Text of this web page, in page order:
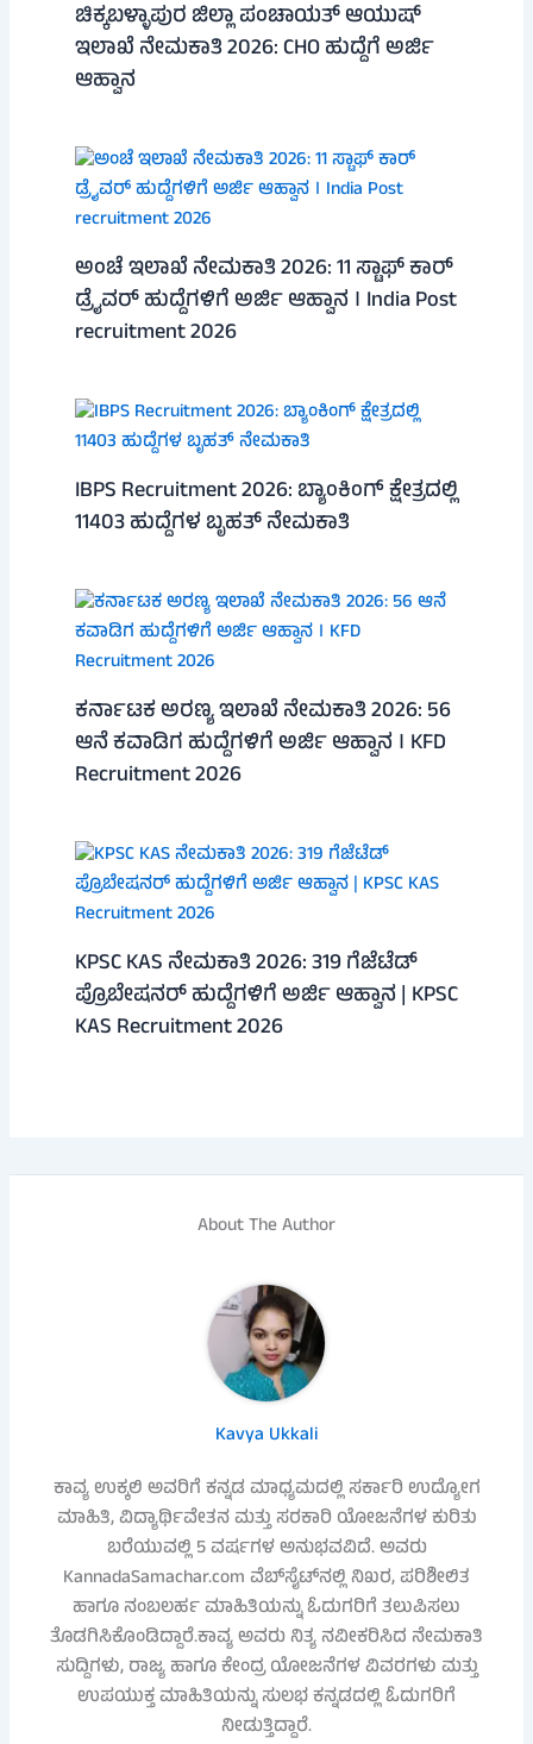
ಚಿಕ್ಕಬಳ್ಳಾಪುರ ಜಿಲ್ಲಾ ಪಂಚಾಯತ್ ಆಯುಷ್
ಇಲಾಖೆ ನೇಮಕಾತಿ 2026: CHO ಹುದ್ದೆಗೆ ಅರ್ಜಿ
ಆಹ್ವಾನ
ಅಂಚೆ ಇಲಾಖೆ ನೇಮಕಾತಿ 2026: 11 ಸ್ಟಾಫ್ ಕಾರ್
ಡ್ರೈವರ್ ಹುದ್ದೆಗಳಿಗೆ ಅರ್ಜಿ ಆಹ್ವಾನ । India Post
recruitment 2026
IBPS Recruitment 2026: ಬ್ಯಾಂಕಿಂಗ್ ಕ್ಷೇತ್ರದಲ್ಲಿ
11403 ಹುದ್ದೆಗಳ ಬೃಹತ್ ನೇಮಕಾತಿ
ಕರ್ನಾಟಕ ಅರಣ್ಯ ಇಲಾಖೆ ನೇಮಕಾತಿ 2026: 56
ಆನೆ ಕವಾಡಿಗ ಹುದ್ದೆಗಳಿಗೆ ಅರ್ಜಿ ಆಹ್ವಾನ । KFD
Recruitment 2026
KPSC KAS ನೇಮಕಾತಿ 2026: 319 ಗೆಜೆಟೆಡ್
ಪ್ರೊಬೇಷನರ್ ಹುದ್ದೆಗಳಿಗೆ ಅರ್ಜಿ ಆಹ್ವಾನ | KPSC
KAS Recruitment 2026
About The Author
Kavya Ukkali
ಕಾವ್ಯ ಉಕ್ಕಲಿ ಅವರಿಗೆ ಕನ್ನಡ ಮಾಧ್ಯಮದಲ್ಲಿ ಸರ್ಕಾರಿ ಉದ್ಯೋಗ
ಮಾಹಿತಿ, ವಿದ್ಯಾರ್ಥಿವೇತನ ಮತ್ತು ಸರಕಾರಿ ಯೋಜನೆಗಳ ಕುರಿತು
ಬರೆಯುವಲ್ಲಿ 5 ವರ್ಷಗಳ ಅನುಭವವಿದೆ. ಅವರು
KannadaSamachar.com ವೆಬ್‌ಸೈಟ್‌ನಲ್ಲಿ ನಿಖರ, ಪರಿಶೀಲಿತ
ಹಾಗೂ ನಂಬಲರ್ಹ ಮಾಹಿತಿಯನ್ನು ಓದುಗರಿಗೆ ತಲುಪಿಸಲು
ತೊಡಗಿಸಿಕೊಂಡಿದ್ದಾರೆ.ಕಾವ್ಯ ಅವರು ನಿತ್ಯ ನವೀಕರಿಸಿದ ನೇಮಕಾತಿ
ಸುದ್ದಿಗಳು, ರಾಜ್ಯ ಹಾಗೂ ಕೇಂದ್ರ ಯೋಜನೆಗಳ ವಿವರಗಳು ಮತ್ತು
ಉಪಯುಕ್ತ ಮಾಹಿತಿಯನ್ನು ಸುಲಭ ಕನ್ನಡದಲ್ಲಿ ಓದುಗರಿಗೆ
ನೀಡುತ್ತಿದ್ದಾರೆ.